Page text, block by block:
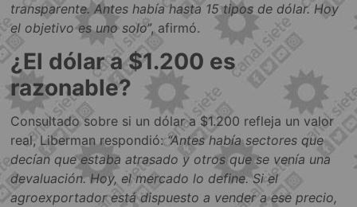
transparente. Antes había hasta 15 tipos de dólar. Hoy
el objetivo es uno solo”, afirmó.
¿El dólar a $1.200 es
razonable?
Consultado sobre si un dólar a $1.200 refleja un valor
real, Liberman respondió:“Antes había sectores que
decían que estaba atrasado y otros que se venía una
devaluación. Hoy, el mercado lo define. Si el
agroexportador está dispuesto a vender a ese precio,